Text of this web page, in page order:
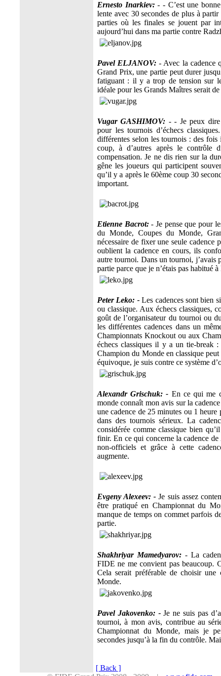
Ernesto Inarkiev:- - C’est une
lente avec 30 secondes de plus à
parties où les finales se jouent par
aujourd’hui dans ma partie contre
Pavel ELJANOV:- Avec la cadence
Grand Prix, une partie peut durer
fatiguant : il y a trop de tension sur
idéale pour les Grands Maîtres serait
Vugar GASHIMOV: - - Je peux dire
pour les tournois d’échecs
différentes selon les tournois : des
coup, à d’autres après le contrôle
compensation. Je ne dis rien sur la
gêne les joueurs qui participent
qu’il y a après le 60ème coup 30
important.
Etienne Bacrot:- Je pense que pour
du Monde, Coupes du Monde,
nécessaire de fixer une seule cadence
oublient la cadence en cours, ils
autre tournoi. Dans un tournoi, j’avais
partie parce que je n’étais pas habitué
Peter Leko: -Les cadences sont bien
ou classique. Aux échecs classiques,
goût de l’organisateur du tournoi ou
les différentes cadences dans un
Championnats Knockout ou aux
échecs classiques il y a un tie-break
Champion du Monde en classique
équivoque, je suis contre ce système
Alexandr Grischuk: - En ce qui me
monde connaît mon avis sur la
une cadence de 25 minutes ou 1
dans des tournois sérieux. La
considérée comme classique bien
finir. En ce qui concerne la cadence
non-officiels et grâce à cette
augmente.
Evgeny Alexeev: - Je suis assez
être pratiqué en Championnat du
manque de temps on commet parfois
partie.
Shakhriyar Mamedyarov: - La
FIDE ne me convient pas beaucoup.
Cela serait préférable de choisir une
Monde.
Pavel Jakovenko: -Je ne suis pas
tournoi, à mon avis, contribue au
Championnat du Monde, mais je
secondes jusqu’à la fin du contrôle.
[ Back ]